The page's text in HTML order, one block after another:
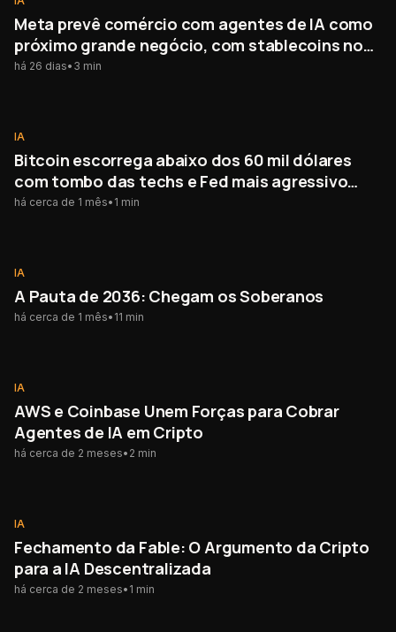
Meta prevê comércio com agentes de IA como
próximo grande negócio, com stablecoins no
centro
há 26 dias• 3 min
IA
Bitcoin escorrega abaixo dos 60 mil dólares
com tombo das techs e Fed mais agressivo
atingindo o mercado cripto
há cerca de 1 mês• 1 min
IA
A Pauta de 2036: Chegam os Soberanos
há cerca de 1 mês• 11 min
IA
AWS e Coinbase Unem Forças para Cobrar
Agentes de IA em Cripto
há cerca de 2 meses• 2 min
IA
Fechamento da Fable: O Argumento da Cripto
para a IA Descentralizada
há cerca de 2 meses• 1 min